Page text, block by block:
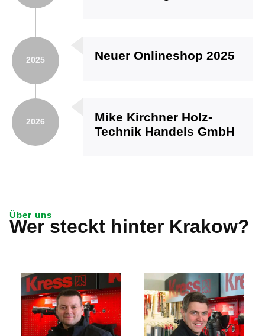
Neuer Onlineshop 2025
2025
Mike Kirchner Holz-
Technik Handels GmbH
2026
Über uns
Wer steckt hinter Krakow?